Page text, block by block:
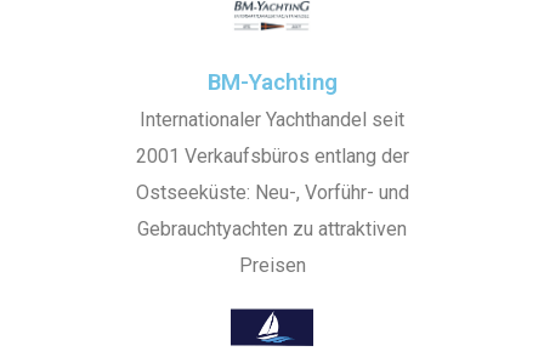
BM-Yachting
Internationaler Yachthandel seit
2001 Verkaufsbüros entlang der
Ostseeküste: Neu-, Vorführ- und
Gebrauchtyachten zu attraktiven
Preisen